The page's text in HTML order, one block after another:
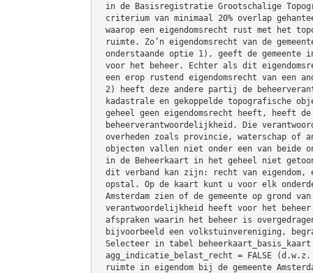
in de Basisregistratie Grootschalige
criterium van minimaal 20% overlap
waarop een eigendomsrecht rust met het
ruimte. Zo’n eigendomsrecht van de
onderstaande optie 1), geeft de
voor het beheer. Echter als dit
een erop rustend eigendomsrecht van een
2) heeft deze andere partij de
kadastrale en gekoppelde topografische
geheel geen eigendomsrecht heeft, heeft de
beheerverantwoordelijkheid. Die
overheden zoals provincie, waterschap of
objecten vallen niet onder een van beide
in de Beheerkaart in het geheel niet
dit verband kan zijn: recht van
opstal. Op de kaart kunt u voor elk
Amsterdam zien of de gemeente op grond
verantwoordelijkheid heeft voor het
afspraken waarin het beheer is
bijvoorbeeld een volkstuinvereniging,
Selecteer in tabel
agg_indicatie_belast_recht = FALSE
ruimte in eigendom bij de gemeente